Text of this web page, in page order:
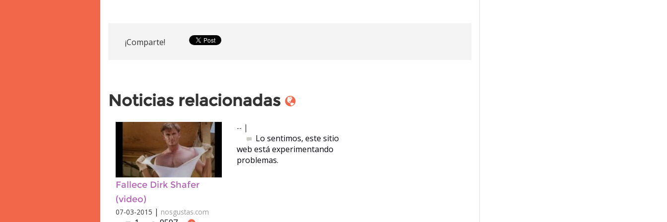
¡Comparte!
Noticias relacionadas
Fallece Dirk Shafer
(video)
07-03-2015 | nosgustas.com
-- |
Lo sentimos, este sitio
web está experimentando
problemas.